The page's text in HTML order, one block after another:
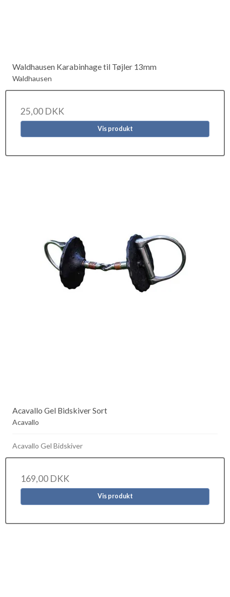
Waldhausen Karabinhage til Tøjler 13mm
Waldhausen
25,00 DKK
Vis produkt
Acavallo Gel Bidskiver Sort
Acavallo
Acavallo Gel Bidskiver
169,00 DKK
Vis produkt